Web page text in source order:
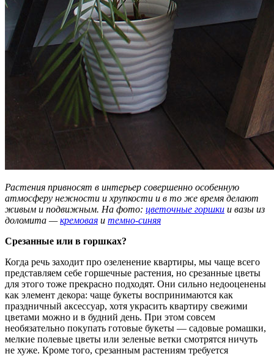
Растения привносят в интерьер совершенно особенную
атмосферу нежности и хрупкости и в то же время делают
живым и подвижным. На фото: цветочные горшки и вазы из
доломита —кремовая и темно-синяя
Срезанные или в горшках?
Когда речь заходит про озеленение квартиры, мы чаще всего
представляем себе горшечные растения, но срезанные цветы
для этого тоже прекрасно подходят. Они сильно недооценены
как элемент декора: чаще букеты воспринимаются как
праздничный аксессуар, хотя украсить квартиру свежими
цветами можно и в будний день. При этом совсем
необязательно покупать готовые букеты — садовые ромашки,
мелкие полевые цветы или зеленые ветки смотрятся ничуть
не хуже. Кроме того, срезанным растениям требуется